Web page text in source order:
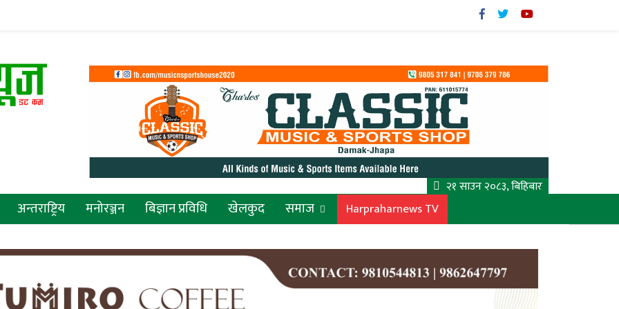
२१ साउन २०८३, बिहिबार
अन्तराष्ट्रिय मनोरञ्जन बिज्ञान प्रविधि खेलकुद समाज Harpraharnews TV